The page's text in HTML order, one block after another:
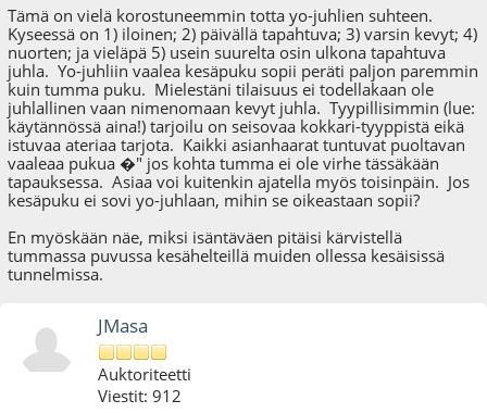
Tämä on vielä korostuneemmin totta yo-juhlien suhteen.
Kyseessä on 1) iloinen; 2) päivällä tapahtuva; 3) varsin kevyt; 4)
nuorten; ja vieläpä 5) usein suurelta osin ulkona tapahtuva
juhla. Yo-juhliin vaalea kesäpuku sopii peräti paljon paremmin
kuin tumma puku. Mielestäni tilaisuus ei todellakaan ole
juhlallinen vaan nimenomaan kevyt juhla. Tyypillisimmin (lue:
käytännössä aina!) tarjoilu on seisovaa kokkari-tyyppistä eikä
istuvaa ateriaa tarjota. Kaikki asianhaarat tuntuvat puoltavan
vaaleaa pukua �" jos kohta tumma ei ole virhe tässäkään
tapauksessa. Asiaa voi kuitenkin ajatella myös toisinpäin. Jos
kesäpuku ei sovi yo-juhlaan, mihin se oikeastaan sopii?
En myöskään näe, miksi isäntäväen pitäisi kärvistellä
tummassa puvussa kesähelteillä muiden ollessa kesäisissä
tunnelmissa.
JMasa
Auktoriteetti
Viestit: 912